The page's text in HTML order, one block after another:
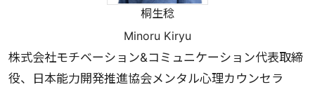
桐生稔
Minoru Kiryu
株式会社モチベーション&コミュニケーション代表取締
役、日本能力開発推進協会メンタル心理カウンセラ